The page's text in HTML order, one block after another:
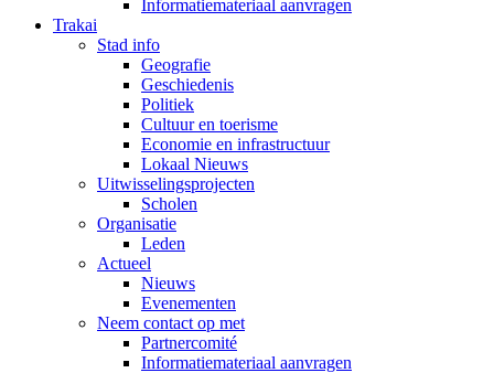
Informatiemateriaal aanvragen
Trakai
Stad info
Geografie
Geschiedenis
Politiek
Cultuur en toerisme
Economie en infrastructuur
Lokaal Nieuws
Uitwisselingsprojecten
Scholen
Organisatie
Leden
Actueel
Nieuws
Evenementen
Neem contact op met
Partnercomité
Informatiemateriaal aanvragen